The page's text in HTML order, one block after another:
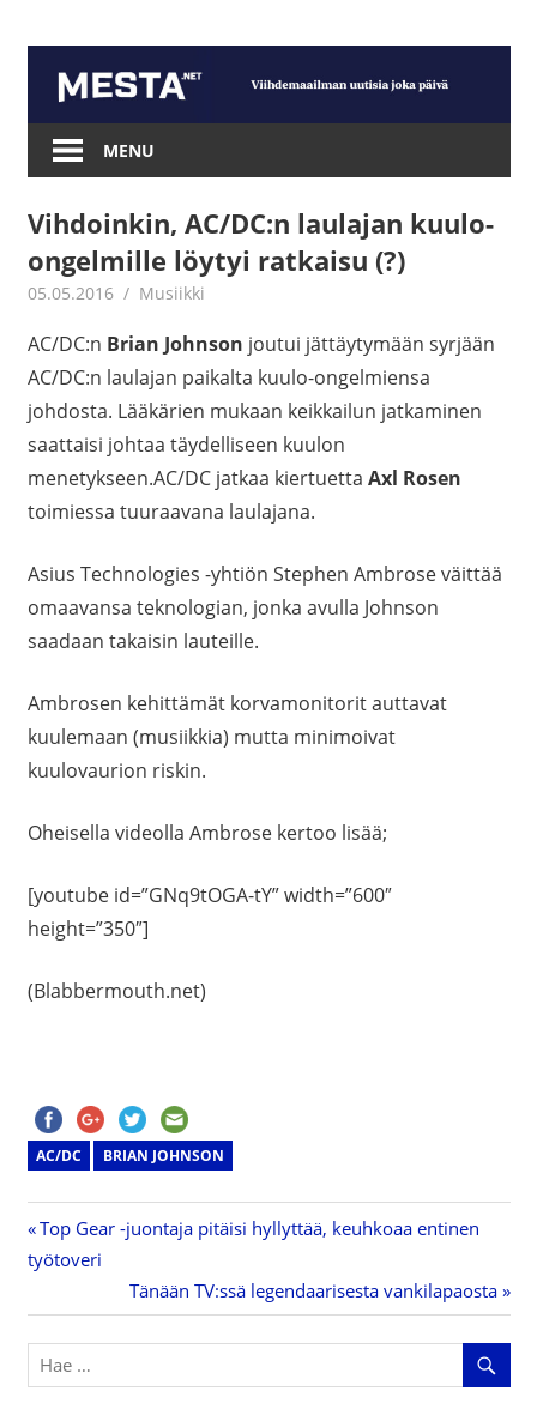
content
Mesta.net
MENU
Vihdoinkin, AC/DC:n laulajan kuulo-
ongelmille löytyi ratkaisu (?)
05.05.2016 mestanet
Musiikki
AC/DC:n Brian Johnson joutui jättäytymään syrjään
AC/DC:n laulajan paikalta kuulo-ongelmiensa
johdosta. Lääkärien mukaan keikkailun jatkaminen
saattaisi johtaa täydelliseen kuulon
menetykseen.AC/DC jatkaa kiertuetta Axl Rosen
toimiessa tuuraavana laulajana.
Asius Technologies -yhtiön Stephen Ambrose väittää
omaavansa teknologian, jonka avulla Johnson
saadaan takaisin lauteille.
Ambrosen kehittämät korvamonitorit auttavat
kuulemaan (musiikkia) mutta minimoivat
kuulovaurion riskin.
Oheisella videolla Ambrose kertoo lisää;
[youtube id=”GNq9tOGA-tY” width=”600″
height=”350″]
(Blabbermouth.net)
AC/DC BRIAN JOHNSON
Artikkelien
selaus
Previous
Post:
Top Gear -juontaja pitäisi hyllyttää, keuhkoaa entinen
työtoveri
Next
Post:
Tänään TV:ssä legendaarisesta vankilapaosta